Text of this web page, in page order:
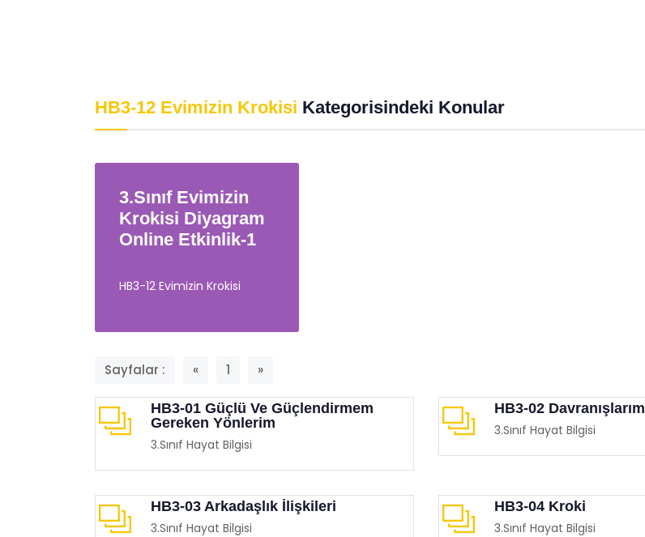
HB3-12 Evimizin Krokisi Kategorisindeki Konular
3.Sınıf Evimizin
Krokisi Diyagram
Online Etkinlik-1
HB3-12 Evimizin Krokisi
Sayfalar : « 1 »
HB3-01 Güçlü Ve Güçlendirmem
Gereken Yönlerim
3.Sınıf Hayat Bilgisi
HB3-02 Davranışlarım
3.Sınıf Hayat Bilgisi
HB3-03 Arkadaşlık İlişkileri
3.Sınıf Hayat Bilgisi
HB3-04 Kroki
3.Sınıf Hayat Bilgisi